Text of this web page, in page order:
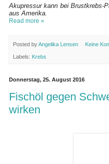
Akupressur kann bei Brustkrebs-
aus Amerika.
Read more »
Posted byAngelika Lensen Keine
Labels: Krebs
Donnerstag, 25. August 2016
Fischöl gegen
wirken